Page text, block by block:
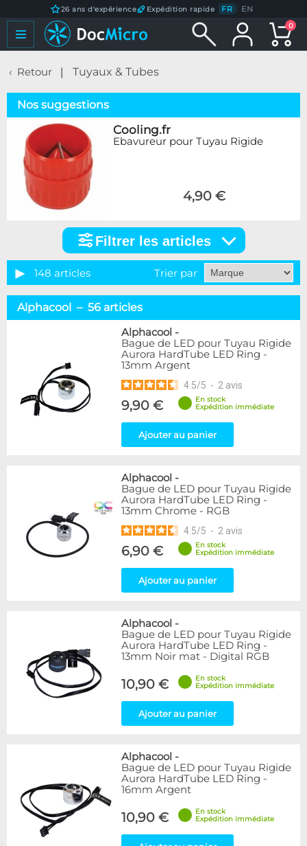
26 ans d'expérience Expédition rapide FR / EN
0
Retour Tuyaux & Tubes
Nos suggestions
Cooling.fr
Ebavureur pour Tuyau Rigide
4,90 €
articles
Catégorie
Tuyaux souples
37
Accessoires pour tuyaux
59
Marque
Alphacool
56
DocMicro
27
17
2
15
3
Mayhems
12
Monsoon
3
Tygon
XSPC
7
9
15
Plexi
5
Rouge
Transparent
40
Vert
Disponibilité / Promotions
Articles en promotions
Appliquer
Filtrer les articles
148 articles Trier par
Alphacool – 56 articles
Alphacool -
Bague de LED pour Tuyau Rigide
Aurora HardTube LED Ring -
13mm Argent
4.5/5 - 2 avis
9,90 €
En stock
Expédition immédiate
Ajouter au panier
Alphacool -
Bague de LED pour Tuyau Rigide
Aurora HardTube LED Ring -
13mm Chrome - RGB
4.5/5 - 2 avis
6,90 €
En stock
Expédition immédiate
Ajouter au panier
Alphacool -
Bague de LED pour Tuyau Rigide
Aurora HardTube LED Ring -
13mm Noir mat - Digital RGB
10,90 €
En stock
Expédition immédiate
Ajouter au panier
Alphacool -
Bague de LED pour Tuyau Rigide
Aurora HardTube LED Ring -
16mm Argent
10,90 €
En stock
Expédition immédiate